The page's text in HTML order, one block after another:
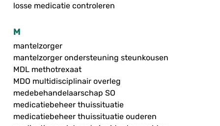
losse medicatie controleren
M
mantelzorger
mantelzorger ondersteuning steunkousen
MDL methotrexaat
MDO multidisciplinair overleg
medebehandelaarschap SO
medicatiebeheer thuissituatie
medicatiebeheer thuissituatie ouderen